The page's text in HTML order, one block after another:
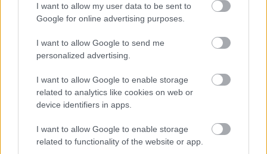
I want to allow my user data to be sent to
Google for online advertising purposes.
I want to allow Google to send me
personalized advertising.
I want to allow Google to enable storage
related to analytics like cookies on web or
device identifiers in apps.
I want to allow Google to enable storage
related to functionality of the website or app.